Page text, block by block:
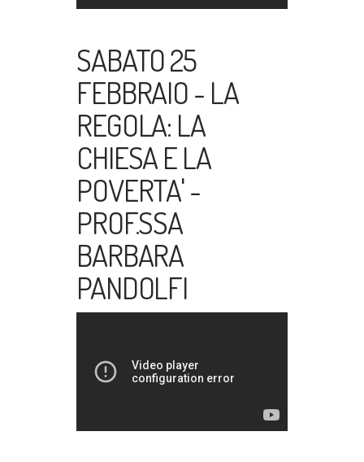
SABATO 25
FEBBRAIO - LA
REGOLA: LA
CHIESA E LA
POVERTA' -
PROF.SSA
BARBARA
PANDOLFI